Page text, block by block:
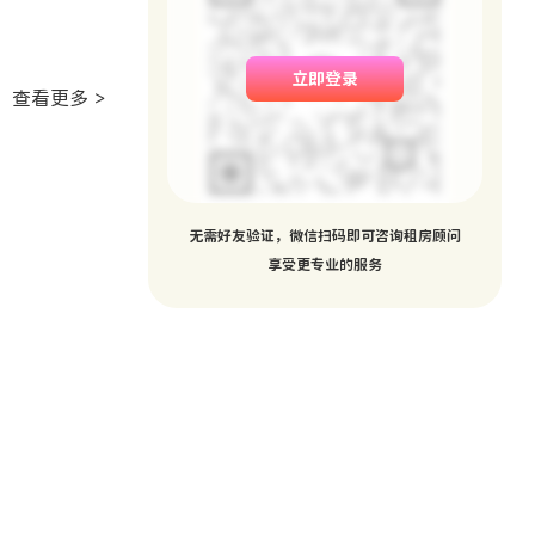
查看更多 >
立即登录
无需好友验证，微信扫码即可咨询租房顾问
享受更专业的服务